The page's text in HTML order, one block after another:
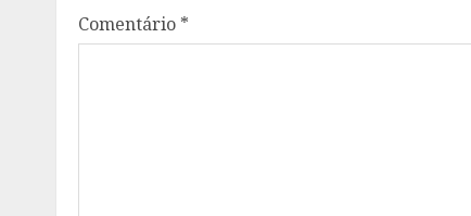
Comentário *